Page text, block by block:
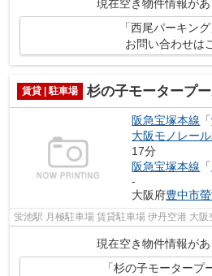
現在空き物件情報があ
「西尾パーキン
お問い合わせは
賃貸 | 駐車場 杉の子モータープ
阪急宝塚本線 「
大阪モノレー
17分
阪急宝塚本線 「
-
大阪府豊中市
蛍池駅 月極駐車場 賃貸駐車場 伊丹空港 大阪
現在空き物件情報があ
「杉の子モータープ